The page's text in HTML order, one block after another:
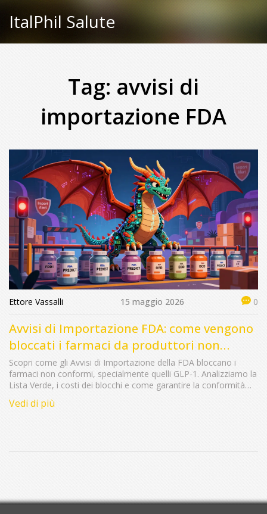
ItalPhil Salute
Tag: avvisi di
importazione FDA
Ettore Vassalli 15 maggio 2026 0
Avvisi di Importazione FDA: come vengono
bloccati i farmaci da produttori non
conformi
Scopri come gli Avvisi di Importazione della FDA bloccano i
farmaci non conformi, specialmente quelli GLP-1. Analizziamo la
Lista Verde, i costi dei blocchi e come garantire la conformità
Vedi di più